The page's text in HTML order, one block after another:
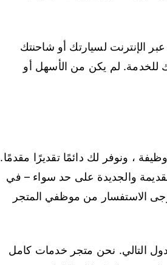
الإنترنت لسيارتك أو شاحنتك
للخدمة. لم يكن من الأسهل أو
، ونوفر لك دائمًا تقديرًا مقدمًا.
والجديدة على حد سواء – في
الاستفسار من موظفي المتجر
التالي. نحن متجر خدمات كامل